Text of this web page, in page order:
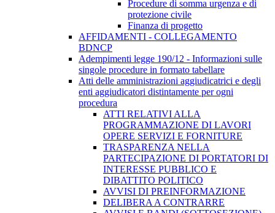
Procedure di somma urgenza e di
protezione civile
Finanza di progetto
AFFIDAMENTI - COLLEGAMENTO
BDNCP
Adempimenti legge 190/12 - Informazioni sulle
singole procedure in formato tabellare
Atti delle amministrazioni aggiudicatrici e degli
enti aggiudicatori distintamente per ogni
procedura
ATTI RELATIVI ALLA
PROGRAMMAZIONE DI LAVORI
OPERE SERVIZI E FORNITURE
TRASPARENZA NELLA
PARTECIPAZIONE DI PORTATORI DI
INTERESSE PUBBLICO E
DIBATTITO POLITICO
AVVISI DI PREINFORMAZIONE
DELIBERA A CONTRARRE